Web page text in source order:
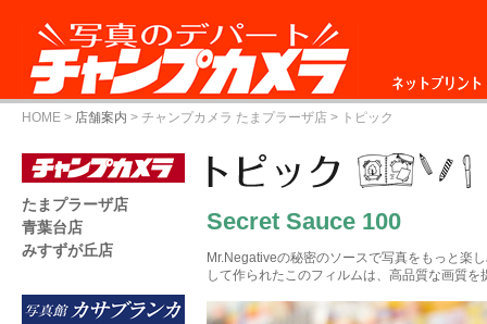
ネットプリント
HOME > 店舗案内 > チャンプカメラ たまプラーザ店 > トピック
Secret Sauce 100
Mr.Negativeの秘密のソースで写真をもっと楽
して作られたこのフィルムは、高品質な画質を
たまプラーザ店
青葉台店
みすずが丘店